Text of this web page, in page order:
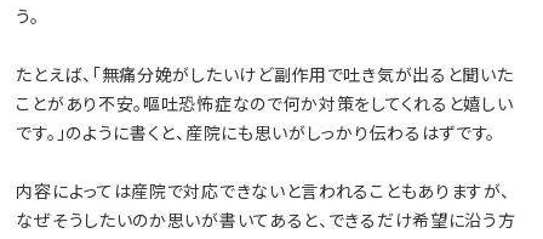
う。
たとえば、「無痛分娩がしたいけど副作用で吐き気が出ると聞いた
ことがあり不安。嘔吐恐怖症なので何か対策をしてくれると嬉しい
です。」のように書くと、産院にも思いがしっかり伝わるはずです。
内容によっては産院で対応できないと言われることもありますが、
なぜそうしたいのか思いが書いてあると、できるだけ希望に沿う方